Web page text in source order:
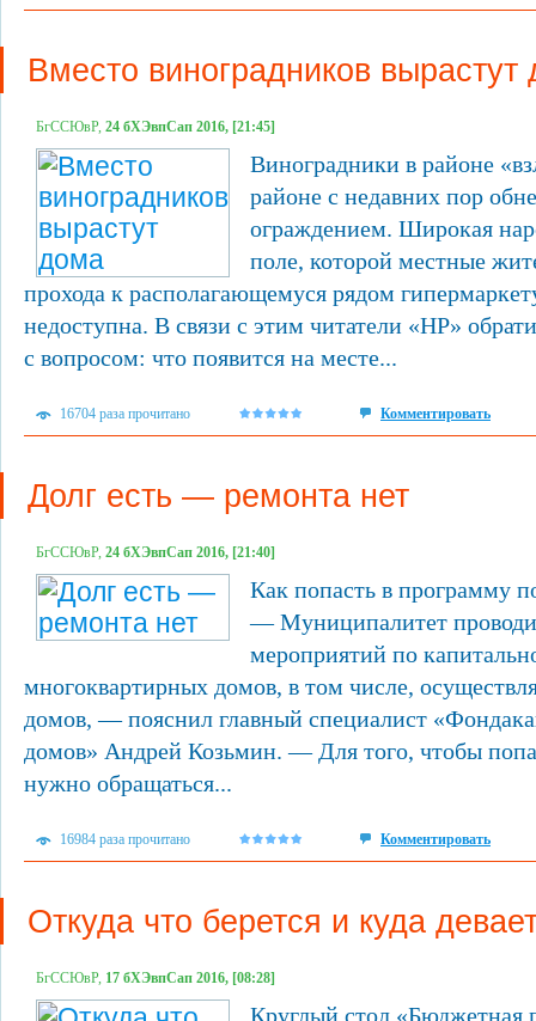
Вместо виноградников вырастут
БгССЮвР, 24 бХЭвпСап 2016, [21:45]
Виноградники в районе
районе с недавних пор
ограждением. Широкая
поле, которой местные
прохода к располагающемуся рядом
недоступна. В связи с этим читатели «НР»
с вопросом: что появится на месте...
16704 раза прочитано Комментировать
Долг есть — ремонта нет
БгССЮвР, 24 бХЭвпСап 2016, [21:40]
Как попасть в программу
— Муниципалитет
мероприятий по
многоквартирных домов, в том числе,
домов, — пояснил главный специалист
домов» Андрей Козьмин. — Для того, чтобы
нужно обращаться...
16984 раза прочитано Комментировать
Откуда что берется и куда
БгССЮвР, 17 бХЭвпСап 2016, [08:28]
Круглый стол «Бюджетная